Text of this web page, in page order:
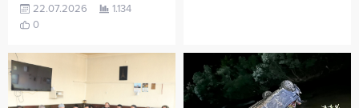
22.07.2026
1.134
0